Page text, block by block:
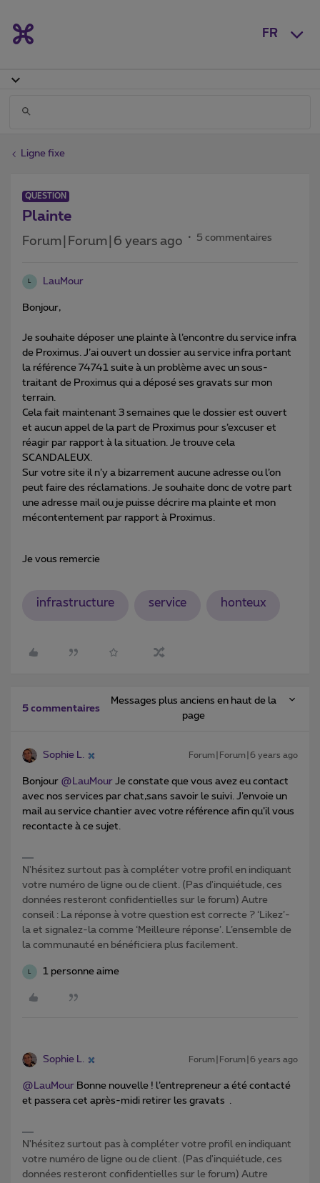
FR
Ligne fixe
QUESTION
Plainte
Forum|Forum|6 years ago 5 commentaires
L LauMour
Bonjour,
Je souhaite déposer une plainte à l’encontre du service infra
de Proximus. J’ai ouvert un dossier au service infra portant
la référence 74741 suite à un problème avec un sous-
traitant de Proximus qui a déposé ses gravats sur mon
terrain.
Cela fait maintenant 3 semaines que le dossier est ouvert
et aucun appel de la part de Proximus pour s’excuser et
réagir par rapport à la situation. Je trouve cela
SCANDALEUX.
Sur votre site il n’y a bizarrement aucune adresse ou l’on
peut faire des réclamations. Je souhaite donc de votre part
une adresse mail ou je puisse décrire ma plainte et mon
mécontentement par rapport à Proximus.
Je vous remercie
infrastructure service honteux
5 commentaires
Messages plus anciens en haut de la
page
Sophie L. Forum|Forum|6 years ago
Bonjour @LauMour Je constate que vous avez eu contact
avec nos services par chat,sans savoir le suivi. J’envoie un
mail au service chantier avec votre référence afin qu’il vous
recontacte à ce sujet.
N'hésitez surtout pas à compléter votre profil en indiquant
votre numéro de ligne ou de client. (Pas d'inquiétude, ces
données resteront confidentielles sur le forum) Autre
conseil : La réponse à votre question est correcte ? ‘Likez’-
la et signalez-la comme ‘Meilleure réponse’. L’ensemble de
la communauté en bénéficiera plus facilement.
1 personne aime
Sophie L. Forum|Forum|6 years ago
@LauMour Bonne nouvelle ! l’entrepreneur a été contacté
et passera cet après-midi retirer les gravats .
N'hésitez surtout pas à compléter votre profil en indiquant
votre numéro de ligne ou de client. (Pas d'inquiétude, ces
données resteront confidentielles sur le forum) Autre